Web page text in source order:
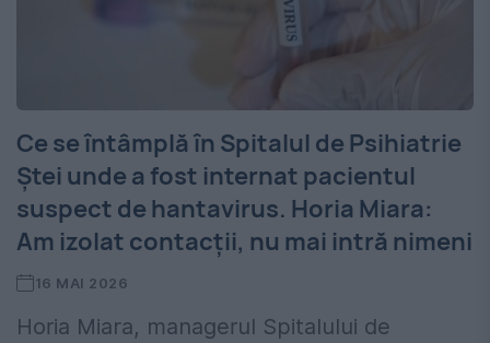
Ce se întâmplă în Spitalul de Psihiatrie
Ştei unde a fost internat pacientul
suspect de hantavirus. Horia Miara:
Am izolat contacții, nu mai intră nimeni
16 MAI 2026
Horia Miara, managerul Spitalului de